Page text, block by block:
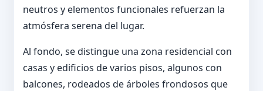
neutros y elementos funcionales refuerzan la
atmósfera serena del lugar.
Al fondo, se distingue una zona residencial con
casas y edificios de varios pisos, algunos con
balcones, rodeados de árboles frondosos que